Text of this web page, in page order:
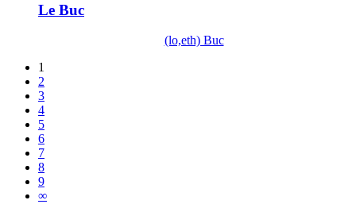
Le Buc
(lo,eth) Buc
1
2
3
4
5
6
7
8
9
∞